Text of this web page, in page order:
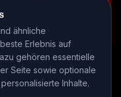
ähnliche
Erlebnis auf
gehören essentielle
Seite sowie optionale
Inhalte.